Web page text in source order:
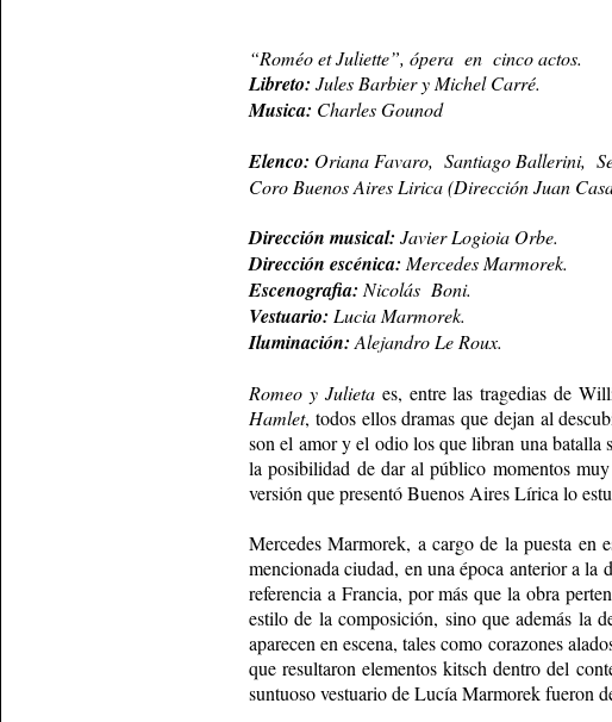
“Roméo et Juliette”, ópera en cinco actos.
Libreto: Jules Barbier y Michel Carré.
Musica: Charles Gounod
Elenco: Oriana Favaro, Santiago Ballerini,
Coro Buenos Aires Lirica (Dirección Juan
Dirección musical: Javier Logioia Orbe.
Dirección escénica:Mercedes Marmorek.
Escenografia:Nicolás Boni.
Vestuario: Lucia Marmorek.
Iluminación:Alejandro Le Roux.
Romeo y Julietaes, entre las tragedias de
Hamlet, todos ellos dramas que dejan al
son el amor y el odio los que libran una batalla
la posibilidad de dar al público momentos
versión que presentó Buenos Aires Lírica lo
Mercedes Marmorek, a cargo de la puesta en
mencionada ciudad, en una época anterior a
referencia a Francia, por más que la obra
estilo de la composición, sino que además la
aparecen en escena, tales como corazones
que resultaron elementos kitsch dentro del
suntuoso vestuario de Lucía Marmorek fueron